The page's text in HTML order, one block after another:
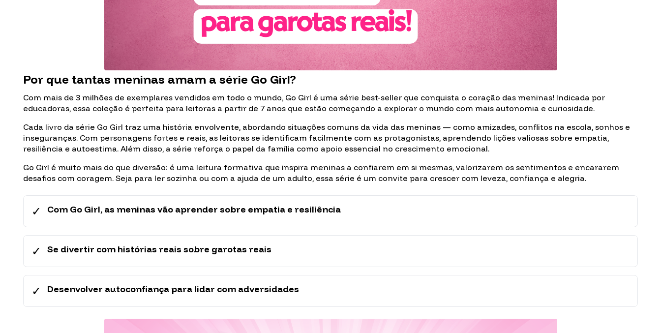
Por que tantas meninas amam a série Go Girl?
Com mais de 3 milhões de exemplares vendidos em todo o mundo, Go Girl é uma série best-seller que conquista o coração das meninas! Indicada por
educadoras, essa coleção é perfeita para leitoras a partir de 7 anos que estão começando a explorar o mundo com mais autonomia e curiosidade.
Cada livro da série Go Girl traz uma história envolvente, abordando situações comuns da vida das meninas — como amizades, conflitos na escola, sonhos e
inseguranças. Com personagens fortes e reais, as leitoras se identificam facilmente com as protagonistas, aprendendo lições valiosas sobre empatia,
resiliência e autoestima. Além disso, a série reforça o papel da família como apoio essencial no crescimento emocional.
Go Girl é muito mais do que diversão: é uma leitura formativa que inspira meninas a confiarem em si mesmas, valorizarem os sentimentos e encararem
desafios com coragem. Seja para ler sozinha ou com a ajuda de um adulto, essa série é um convite para crescer com leveza, confiança e alegria.
✓ Com Go Girl, as meninas vão aprender sobre empatia e resiliência
✓ Se divertir com histórias reais sobre garotas reais
✓ Desenvolver autoconfiança para lidar com adversidades